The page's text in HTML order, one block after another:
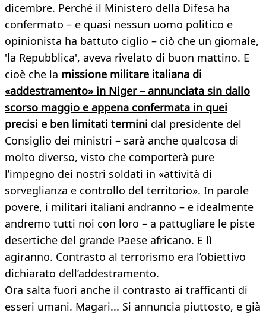
dicembre. Perché il Ministero della Difesa ha
confermato – e quasi nessun uomo politico e
opinionista ha battuto ciglio – ciò che un giornale,
'la Repubblica', aveva rivelato di buon mattino. E
cioè che la missione militare italiana di
«addestramento» in Niger – annunciata sin dallo
scorso maggio e appena confermata in quei
precisi e ben limitati termini dal presidente del
Consiglio dei ministri – sarà anche qualcosa di
molto diverso, visto che comporterà pure
l’impegno dei nostri soldati in «attività di
sorveglianza e controllo del territorio». In parole
povere, i militari italiani andranno – e idealmente
andremo tutti noi con loro – a pattugliare le piste
desertiche del grande Paese africano. E lì
agiranno. Contrasto al terrorismo era l’obiettivo
dichiarato dell’addestramento.
Ora salta fuori anche il contrasto ai trafficanti di
esseri umani. Magari... Si annuncia piuttosto, e già